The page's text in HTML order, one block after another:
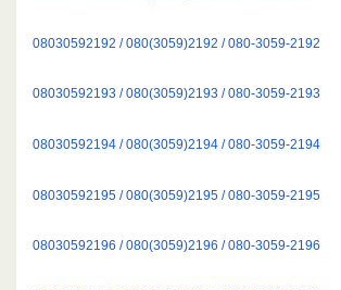
08030592192 / 080(3059)2192 / 080-3059-2192
08030592193 / 080(3059)2193 / 080-3059-2193
08030592194 / 080(3059)2194 / 080-3059-2194
08030592195 / 080(3059)2195 / 080-3059-2195
08030592196 / 080(3059)2196 / 080-3059-2196